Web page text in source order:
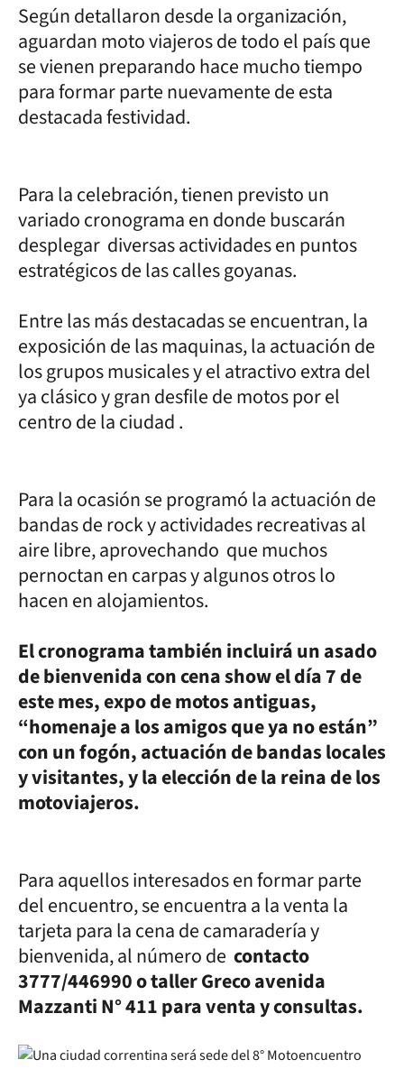
Según detallaron desde la organización,
aguardan moto viajeros de todo el país que
se vienen preparando hace mucho tiempo
para formar parte nuevamente de esta
destacada festividad.
Para la celebración, tienen previsto un
variado cronograma en donde buscarán
desplegar diversas actividades en puntos
estratégicos de las calles goyanas.
Entre las más destacadas se encuentran, la
exposición de las maquinas, la actuación de
los grupos musicales y el atractivo extra del
ya clásico y gran desfile de motos por el
centro de la ciudad .
Para la ocasión se programó la actuación de
bandas de rock y actividades recreativas al
aire libre, aprovechando que muchos
pernoctan en carpas y algunos otros lo
hacen en alojamientos.
El cronograma también incluirá un asado
de bienvenida con cena show el día 7 de
este mes, expo de motos antiguas,
“homenaje a los amigos que ya no están”
con un fogón, actuación de bandas locales
y visitantes, y la elección de la reina de los
motoviajeros.
Para aquellos interesados en formar parte
del encuentro, se encuentra a la venta la
tarjeta para la cena de camaradería y
bienvenida, al número de contacto
3777/446990 o taller Greco avenida
Mazzanti N° 411 para venta y consultas.